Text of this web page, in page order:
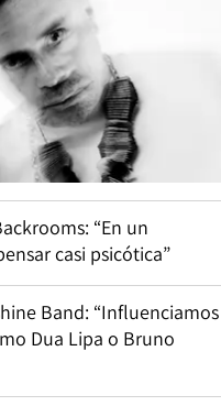
“En un
casi psicótica”
Band: “Influenciamos
Dua Lipa o Bruno